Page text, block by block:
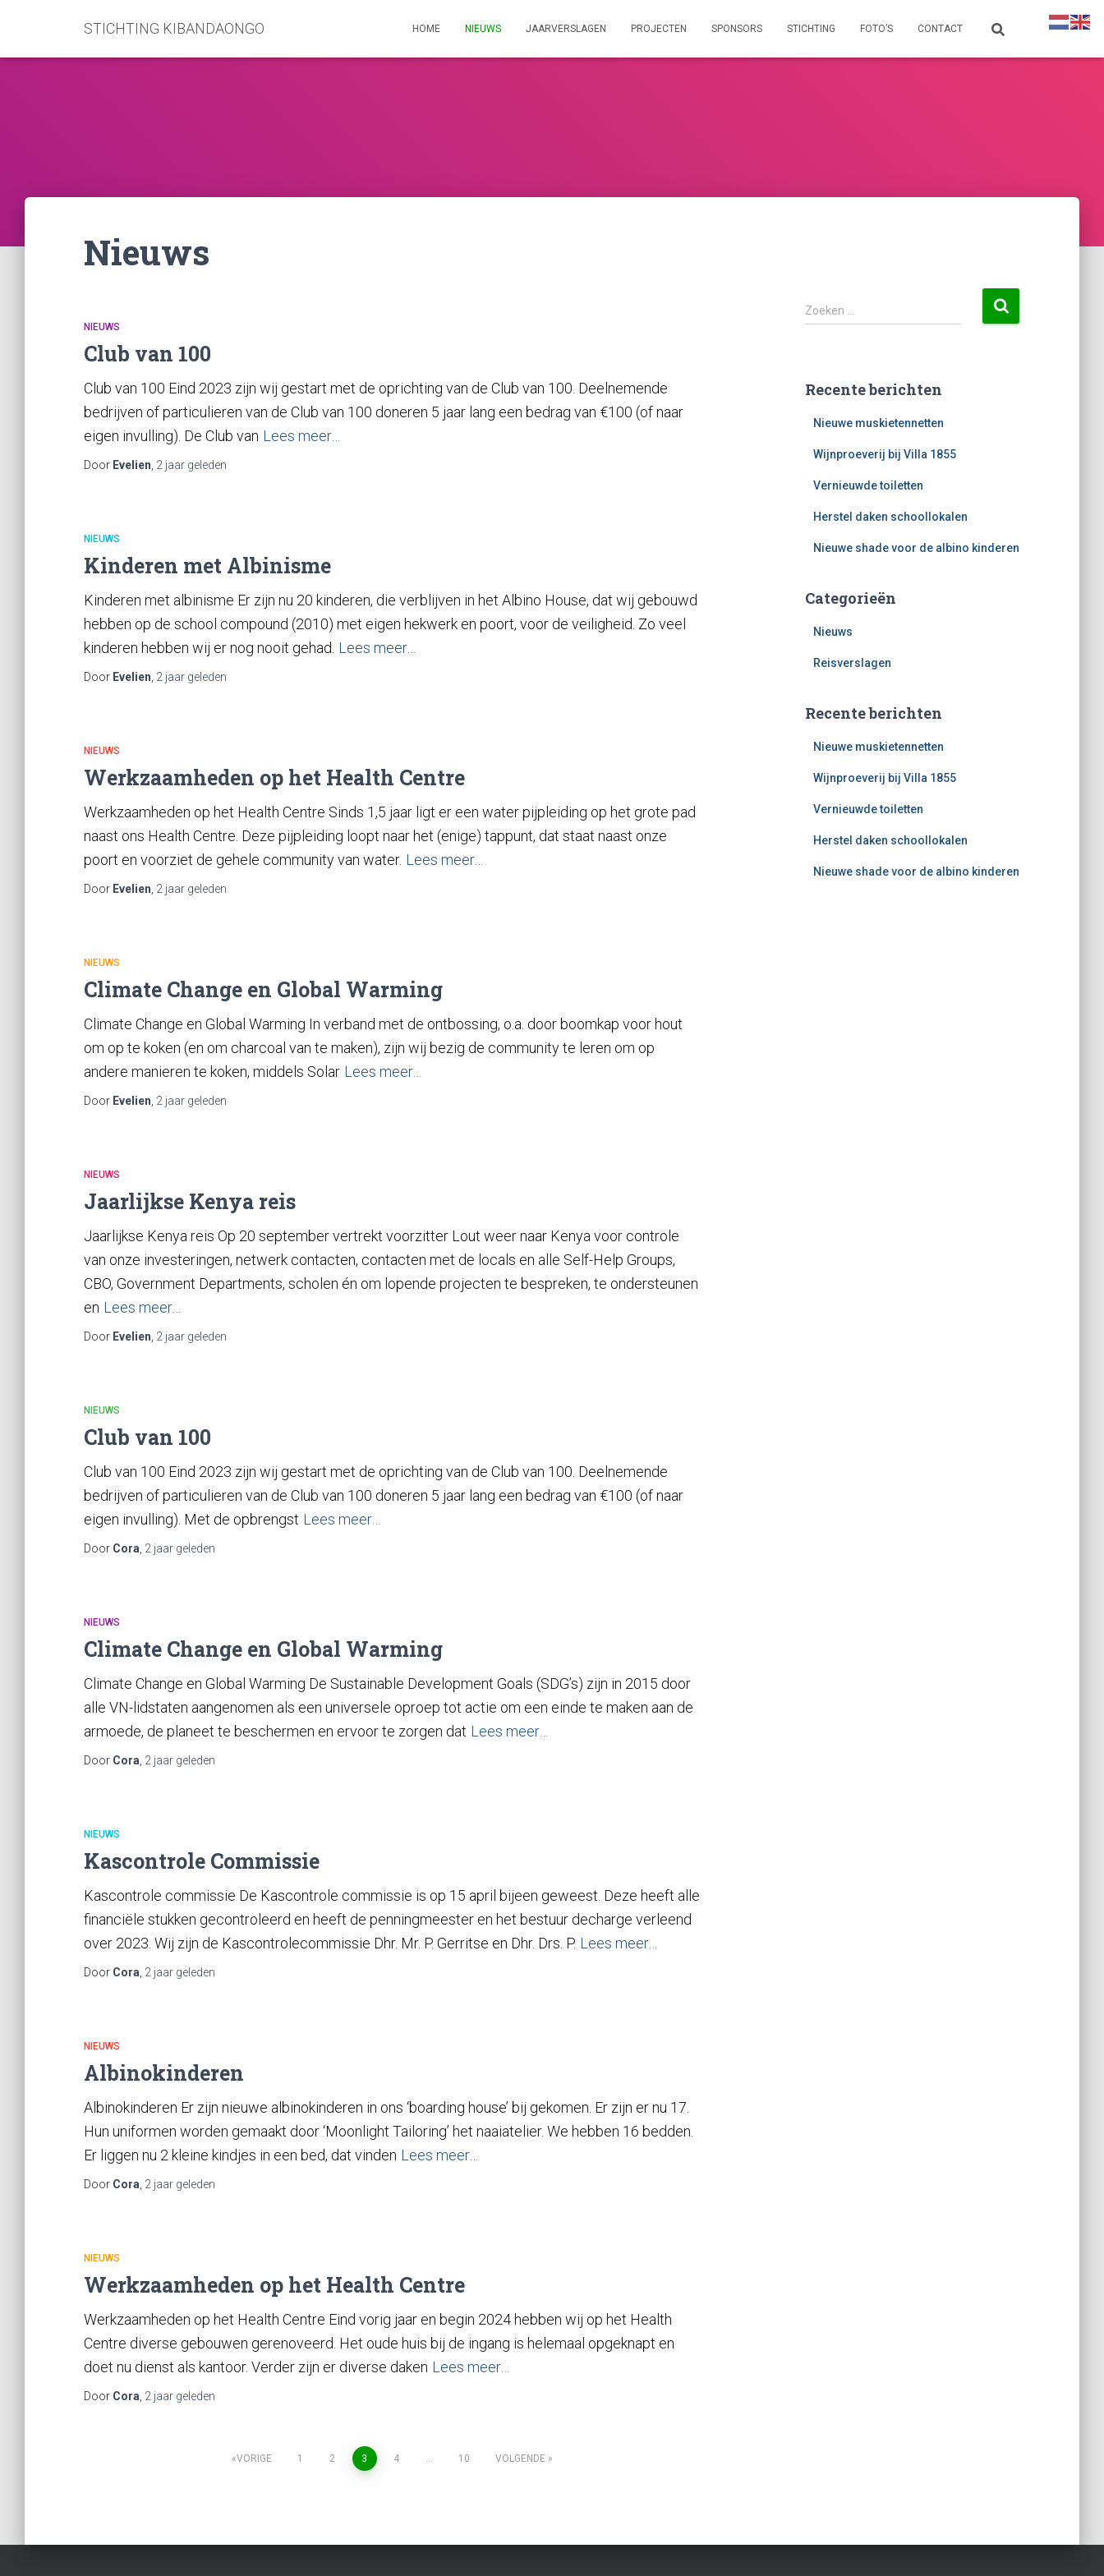
STICHTING KIBANDAONGO HOME NIEUWS JAARVERSLAGEN PROJECTEN SPONSORS STICHTING FOTO’S CONTACT
Nieuws
NIEUWS
Club van 100
Club van 100 Eind 2023 zijn wij gestart met de oprichting van de Club van 100. Deelnemende
bedrijven of particulieren van de Club van 100 doneren 5 jaar lang een bedrag van €100 (of naar
eigen invulling). De Club van Lees meer…
Door Evelien 2 jaar geleden
NIEUWS
Kinderen met Albinisme
Kinderen met albinisme Er zijn nu 20 kinderen, die verblijven in het Albino House, dat wij gebouwd
hebben op de school compound (2010) met eigen hekwerk en poort, voor de veiligheid. Zo veel
kinderen hebben wij er nog nooit gehad. Lees meer…
Door Evelien 2 jaar geleden
NIEUWS
Werkzaamheden op het Health Centre
Werkzaamheden op het Health Centre Sinds 1,5 jaar ligt er een water pijpleiding op het grote pad
naast ons Health Centre. Deze pijpleiding loopt naar het (enige) tappunt, dat staat naast onze
poort en voorziet de gehele community van water. Lees meer…
Door Evelien 2 jaar geleden
NIEUWS
Climate Change en Global Warming
Climate Change en Global Warming In verband met de ontbossing, o.a. door boomkap voor hout
om op te koken (en om charcoal van te maken), zijn wij bezig de community te leren om op
andere manieren te koken, middels Solar Lees meer…
Door Evelien 2 jaar geleden
NIEUWS
Jaarlijkse Kenya reis
Jaarlijkse Kenya reis Op 20 september vertrekt voorzitter Lout weer naar Kenya voor controle
van onze investeringen, netwerk contacten, contacten met de locals en alle Self-Help Groups,
CBO, Government Departments, scholen én om lopende projecten te bespreken, te ondersteunen
en Lees meer…
Door Evelien 2 jaar geleden
NIEUWS
Club van 100
Club van 100 Eind 2023 zijn wij gestart met de oprichting van de Club van 100. Deelnemende
bedrijven of particulieren van de Club van 100 doneren 5 jaar lang een bedrag van €100 (of naar
eigen invulling). Met de opbrengst Lees meer…
Door Cora 2 jaar geleden
NIEUWS
Climate Change en Global Warming
Climate Change en Global Warming De Sustainable Development Goals (SDG’s) zijn in 2015 door
alle VN-lidstaten aangenomen als een universele oproep tot actie om een ​​einde te maken aan de
armoede, de planeet te beschermen en ervoor te zorgen dat Lees meer…
Door Cora 2 jaar geleden
NIEUWS
Kascontrole Commissie
Kascontrole commissie De Kascontrole commissie is op 15 april bijeen geweest. Deze heeft alle
financiële stukken gecontroleerd en heeft de penningmeester en het bestuur decharge verleend
over 2023. Wij zijn de Kascontrolecommissie Dhr. Mr. P. Gerritse en Dhr. Drs. P. Lees meer…
Door Cora 2 jaar geleden
NIEUWS
Albinokinderen
Albinokinderen Er zijn nieuwe albinokinderen in ons ‘boarding house’ bij gekomen. Er zijn er nu 17.
Hun uniformen worden gemaakt door ‘Moonlight Tailoring’ het naaiatelier. We hebben 16 bedden.
Er liggen nu 2 kleine kindjes in een bed, dat vinden Lees meer…
Door Cora 2 jaar geleden
NIEUWS
Werkzaamheden op het Health Centre
Werkzaamheden op het Health Centre Eind vorig jaar en begin 2024 hebben wij op het Health
Centre diverse gebouwen gerenoveerd. Het oude huis bij de ingang is helemaal opgeknapt en
doet nu dienst als kantoor. Verder zijn er diverse daken Lees meer…
Door Cora 2 jaar geleden
VORIGE 1 2 3 4 … 10 VOLGENDE
Zoeken …
Recente berichten
Nieuwe muskietennetten
Wijnproeverij bij Villa 1855
Vernieuwde toiletten
Herstel daken schoollokalen
Nieuwe shade voor de albino kinderen
Categorieën
Nieuws
Reisverslagen
Recente berichten
Nieuwe muskietennetten
Wijnproeverij bij Villa 1855
Vernieuwde toiletten
Herstel daken schoollokalen
Nieuwe shade voor de albino kinderen